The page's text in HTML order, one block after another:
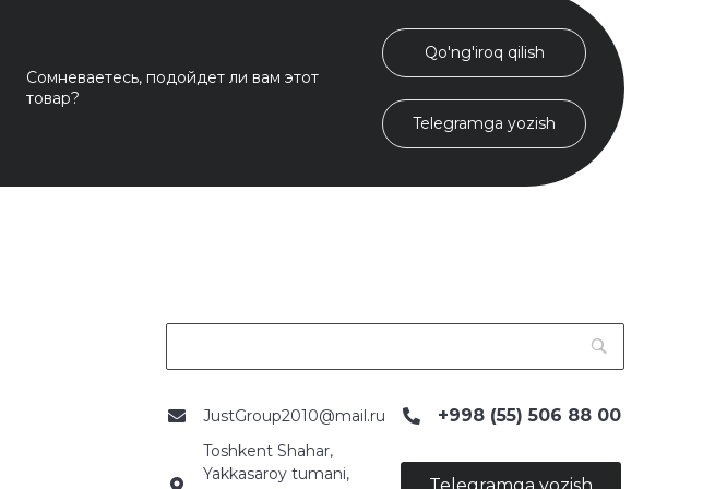
Сомневаетесь, подойдет ли вам этот
товар?
Qo'ng'iroq qilish
Telegramga yozish
JustGroup2010@mail.ru +998 (55) 506 88 00
Toshkent Shahar,
Yakkasaroy tumani,